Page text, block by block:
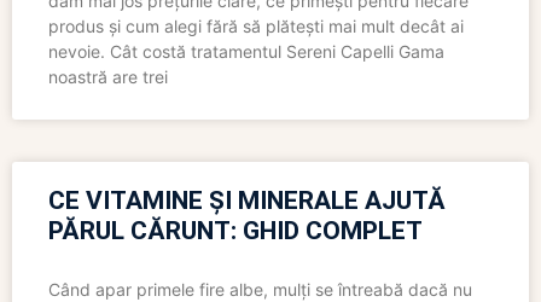
produs și cum alegi fără să plătești mai mult decât ai
nevoie. Cât costă tratamentul Sereni Capelli Gama
noastră are trei
CE VITAMINE ȘI MINERALE AJUTĂ
PĂRUL CĂRUNT: GHID COMPLET
Când apar primele fire albe, mulți se întreabă dacă nu